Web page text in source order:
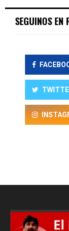
SEGUINOS EN